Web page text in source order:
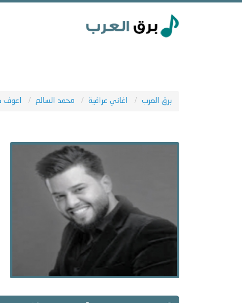
برق العرب اغاني عراقية محمد السالم اعوف